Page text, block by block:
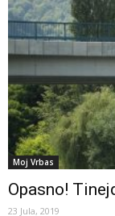
Moj Vrbas
Opasno!
23 Jula, 2019